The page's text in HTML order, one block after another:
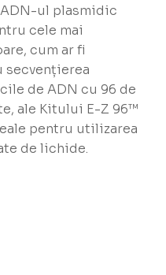
ul plasmidic
cele mai
cum ar fi
secvențierea
de ADN cu 96 de
ale Kitului E-Z 96™
pentru utilizarea
de lichide.